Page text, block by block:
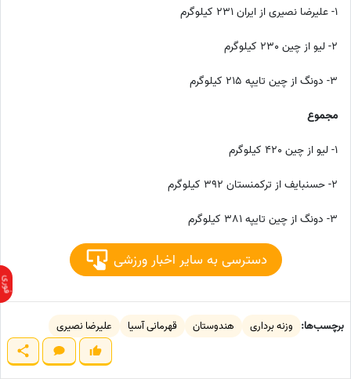
1- علیرضا نصیری از ایران 231 کیلوگرم
2- لیو از چین 230 کیلوگرم
3- دونگ از چین تایپه 215 کیلوگرم
مجموع
1- لیو از چین 420 کیلوگرم
2- حسنبایف از ترکمنستان 392 کیلوگرم
3- دونگ از چین تایپه 381 کیلوگرم
دسترسی به سایر اخبار ورزشی
برچسب‌ها: وزنه برداری هندوستان قهرمانی آسیا علیرضا نصیری